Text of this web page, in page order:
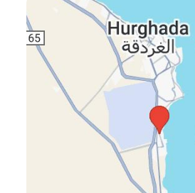
súvisiace s vykonaním leteckej
Celková cena nezahŕňa
komplexné cestovné poistenie -
Oficiálne hodnotenie